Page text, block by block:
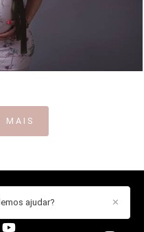
MAIS
CONTACTO ✕
ajudar?